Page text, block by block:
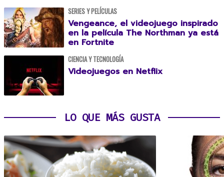
SERIES Y PELÍCULAS
Vengeance, el videojuego inspirado
en la película The Northman ya está
en Fortnite
CIENCIA Y TECNOLOGÍA
Videojuegos en Netflix
LO QUE MÁS GUSTA